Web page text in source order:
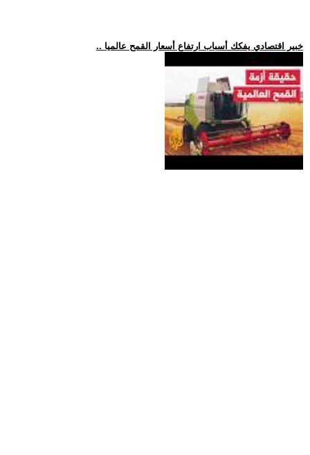
.. خبير اقتصادي يفكك أسباب ارتفاع أسعار القمح عالميا